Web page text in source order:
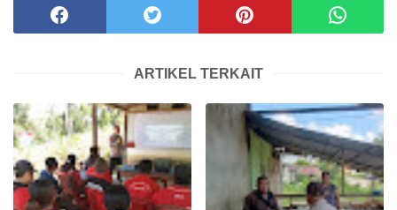
ARTIKEL TERKAIT